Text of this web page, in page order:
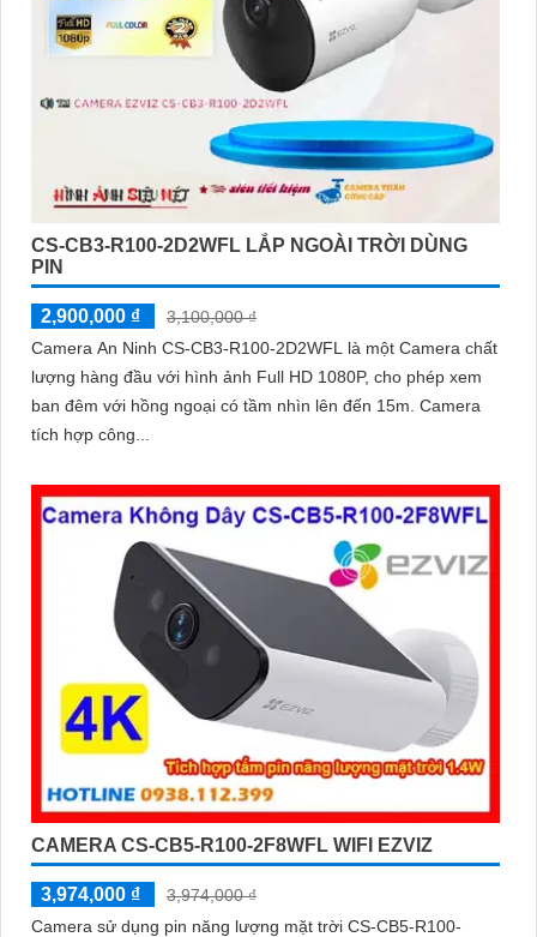
CS-CB3-R100-2D2WFL LẮP NGOÀI TRỜI DÙNG
PIN
2,900,000 ₫
3,100,000 ₫
Camera An Ninh CS-CB3-R100-2D2WFL là một Camera chất
lượng hàng đầu với hình ảnh Full HD 1080P, cho phép xem
ban đêm với hồng ngoại có tầm nhìn lên đến 15m. Camera
tích hợp công...
CAMERA CS-CB5-R100-2F8WFL WIFI EZVIZ
3,974,000 ₫
3,974,000 ₫
Camera sử dụng pin năng lượng mặt trời CS-CB5-R100-